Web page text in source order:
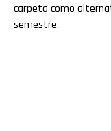
carpeta como
semestre.